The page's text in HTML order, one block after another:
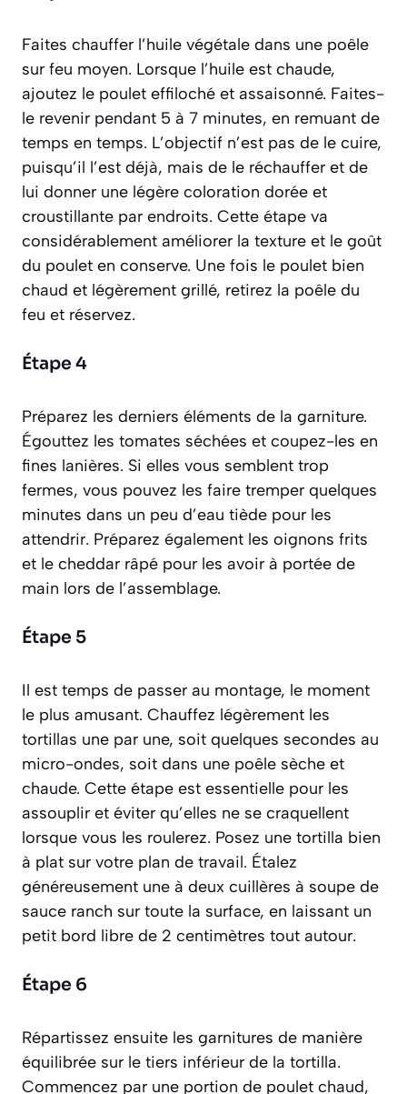
Faites chauffer l’huile végétale dans une poêle
sur feu moyen. Lorsque l’huile est chaude,
ajoutez le poulet effiloché et assaisonné. Faites-
le revenir pendant 5 à 7 minutes, en remuant de
temps en temps. L’objectif n’est pas de le cuire,
puisqu’il l’est déjà, mais de le réchauffer et de
lui donner une légère coloration dorée et
croustillante par endroits. Cette étape va
considérablement améliorer la texture et le goût
du poulet en conserve. Une fois le poulet bien
chaud et légèrement grillé, retirez la poêle du
feu et réservez.
Étape 4
Préparez les derniers éléments de la garniture.
Égouttez les tomates séchées et coupez-les en
fines lanières. Si elles vous semblent trop
fermes, vous pouvez les faire tremper quelques
minutes dans un peu d’eau tiède pour les
attendrir. Préparez également les oignons frits
et le cheddar râpé pour les avoir à portée de
main lors de l’assemblage.
Étape 5
Il est temps de passer au montage, le moment
le plus amusant. Chauffez légèrement les
tortillas une par une, soit quelques secondes au
micro-ondes, soit dans une poêle sèche et
chaude. Cette étape est essentielle pour les
assouplir et éviter qu’elles ne se craquellent
lorsque vous les roulerez. Posez une tortilla bien
à plat sur votre plan de travail. Étalez
généreusement une à deux cuillères à soupe de
sauce ranch sur toute la surface, en laissant un
petit bord libre de 2 centimètres tout autour.
Étape 6
Répartissez ensuite les garnitures de manière
équilibrée sur le tiers inférieur de la tortilla.
Commencez par une portion de poulet chaud,